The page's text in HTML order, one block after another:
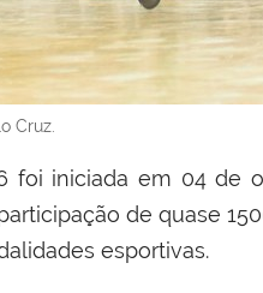
Cruz.
foi iniciada em 04 de
de quase
esportivas.